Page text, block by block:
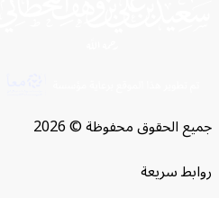
محفوظة © 2026
سريعة